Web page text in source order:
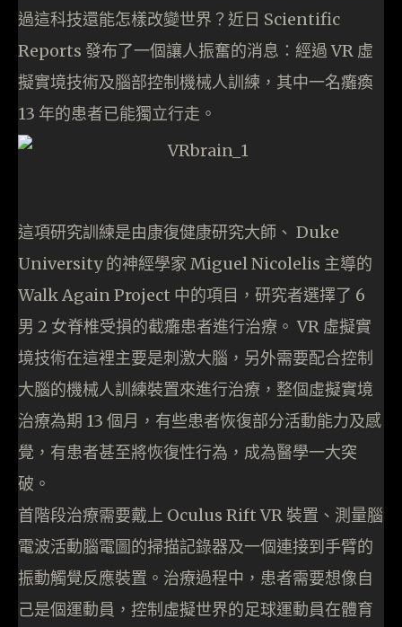
過這科技還能怎樣改變世界？近日 Scientific
Reports 發布了一個讓人振奮的消息：經過 VR 虛
擬實境技術及腦部控制機械人訓練，其中一名癱瘓
13 年的患者已能獨立行走。
這項研究訓練是由康復健康研究大師、 Duke
University 的神經學家 Miguel Nicolelis 主導的
Walk Again Project 中的項目，研究者選擇了 6
男 2 女脊椎受損的截癱患者進行治療。 VR 虛擬實
境技術在這裡主要是刺激大腦，另外需要配合控制
大腦的機械人訓練裝置來進行治療，整個虛擬實境
治療為期 13 個月，有些患者恢復部分活動能力及感
覺，有患者甚至將恢復性行為，成為醫學一大突
破。
首階段治療需要戴上 Oculus Rift VR 裝置、測量腦
電波活動腦電圖的掃描記錄器及一個連接到手臂的
振動觸覺反應裝置。治療過程中，患者需要想像自
己是個運動員，控制虛擬世界的足球運動員在體育